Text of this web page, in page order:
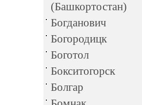
(Башкортостан)
Богданович
Богородицк
Боготол
Бокситогорск
Болгар